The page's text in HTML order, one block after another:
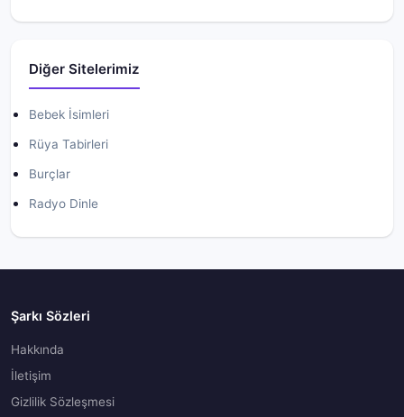
Diğer Sitelerimiz
Bebek İsimleri
Rüya Tabirleri
Burçlar
Radyo Dinle
Şarkı Sözleri
Hakkında
İletişim
Gizlilik Sözleşmesi